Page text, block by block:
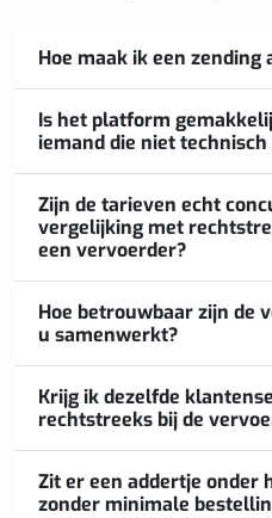
Hoe maak ik een zending
Is het platform
iemand die niet technisch
Zijn de tarieven echt
vergelijking met
een vervoerder?
Hoe betrouwbaar zijn de
u samenwerkt?
Krijg ik dezelfde
rechtstreeks bij de
Zit er een addertje onder
zonder minimale